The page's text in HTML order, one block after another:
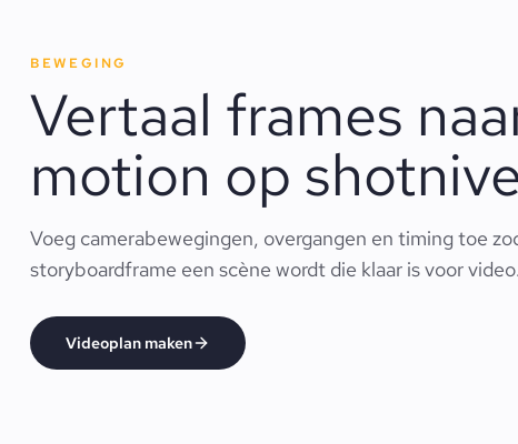
BEWEGING
Vertaal frames
motion op
Voeg camerabewegingen, overgangen en timing toe
storyboardframe een scène wordt die klaar is voor video.
Videoplan maken